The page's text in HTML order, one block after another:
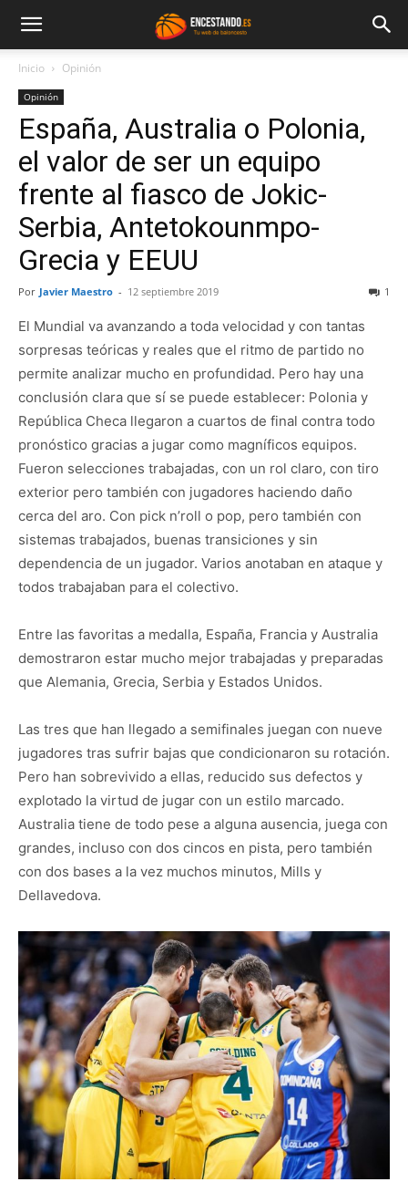
Inicio Opinión
Opinión
España, Australia o Polonia,
el valor de ser un equipo
frente al fiasco de Jokic-
Serbia, Antetokounmpo-
Grecia y EEUU
Por Javier Maestro - 12 septiembre 2019 1
El Mundial va avanzando a toda velocidad y con tantas
sorpresas teóricas y reales que el ritmo de partido no
permite analizar mucho en profundidad. Pero hay una
conclusión clara que sí se puede establecer: Polonia y
República Checa llegaron a cuartos de final contra todo
pronóstico gracias a jugar como magníficos equipos.
Fueron selecciones trabajadas, con un rol claro, con tiro
exterior pero también con jugadores haciendo daño
cerca del aro. Con pick n’roll o pop, pero también con
sistemas trabajados, buenas transiciones y sin
dependencia de un jugador. Varios anotaban en ataque y
todos trabajaban para el colectivo.
Entre las favoritas a medalla, España, Francia y Australia
demostraron estar mucho mejor trabajadas y preparadas
que Alemania, Grecia, Serbia y Estados Unidos.
Las tres que han llegado a semifinales juegan con nueve
jugadores tras sufrir bajas que condicionaron su rotación.
Pero han sobrevivido a ellas, reducido sus defectos y
explotado la virtud de jugar con un estilo marcado.
Australia tiene de todo pese a alguna ausencia, juega con
grandes, incluso con dos cincos en pista, pero también
con dos bases a la vez muchos minutos, Mills y
Dellavedova.